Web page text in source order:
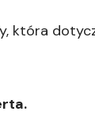
która